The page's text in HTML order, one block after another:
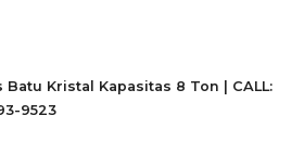
Batu Kristal Kapasitas 8 Ton | CALL:
9523